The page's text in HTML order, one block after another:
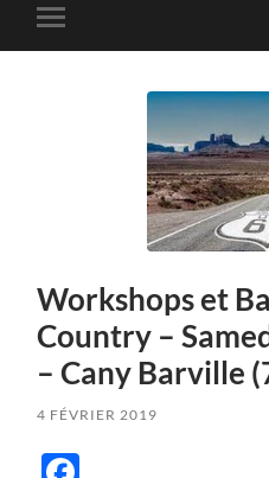
Toggle
mobile
Workshops et
Country –
– Cany Barville
4 FÉVRIER 2019